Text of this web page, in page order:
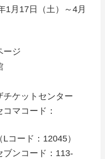
1月17日（土）～4月
ージ
ケットセンター
マコード：
コード：12045）
ブンコード：113-